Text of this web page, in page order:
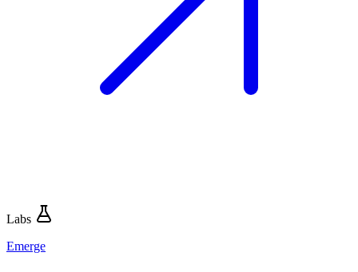
Labs
Emerge